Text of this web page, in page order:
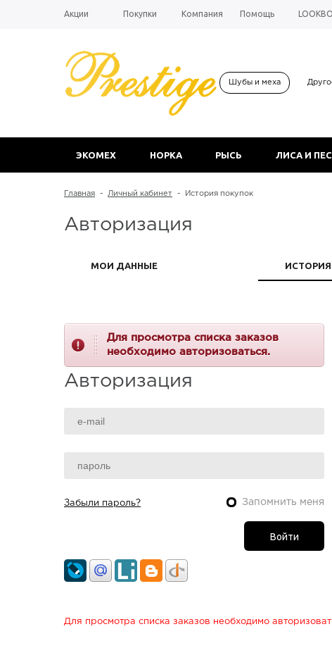
Акции Покупки Компания Помощь
Шубы и меха
ЭКОМЕХ НОРКА РЫСЬ ЛИСА И
Главная - Личный кабинет - История покупок
Авторизация
МОИ ДАННЫЕ
Для просмотра списка заказов
необходимо авторизоваться.
Авторизация
Забыли пароль? Запомнить меня
Для просмотра списка заказов необходимо